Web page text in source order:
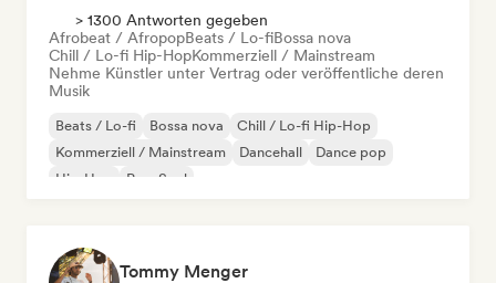
> 1300 Antworten gegeben
Afrobeat / AfropopBeats / Lo-fiBossa nova
Chill / Lo-fi Hip-HopKommerziell / Mainstream
Nehme Künstler unter Vertrag oder veröffentliche deren
Musik
Beats / Lo-fi Bossa nova
Chill / Lo-fi Hip-Hop
Kommerziell / Mainstream
Dancehall
Dance pop
Hip-Hop
Pop-Soul
Tommy Menger